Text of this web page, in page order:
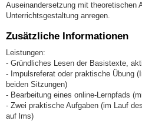
Auseinandersetzung mit theoretischen
Unterrichtsgestaltung anregen.
Zusätzliche Informationen
Leistungen:
- Gründliches Lesen der Basistexte,
- Impulsreferat oder praktische Übung
beiden Sitzungen)
- Bearbeitung eines online-Lernpfads
- Zwei praktische Aufgaben (im Lauf
auf lms)